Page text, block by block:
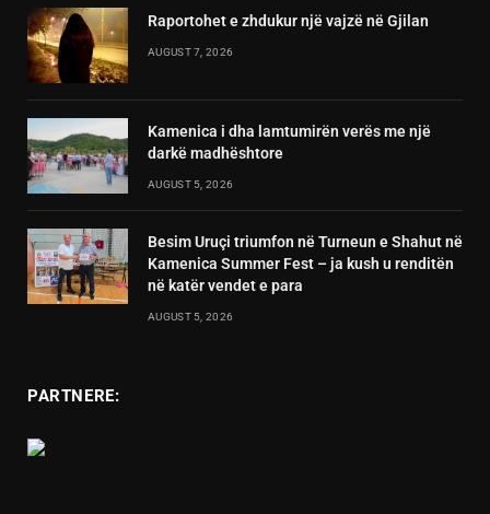
Raportohet e zhdukur një vajzë në Gjilan
AUGUST 7, 2026
Kamenica i dha lamtumirën verës me një
darkë madhështore
AUGUST 5, 2026
Besim Uruçi triumfon në Turneun e Shahut në
Kamenica Summer Fest – ja kush u renditën
në katër vendet e para
AUGUST 5, 2026
PARTNERE: